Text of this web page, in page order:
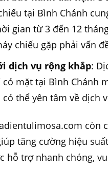
tại Bình Chánh
gian từ 3 đến 12
chiếu gặp phải vấn
dịch vụ rộng khắp:
có mặt tại Bình Chánh
có thể yên tâm về dịch
còn
tăng cường hiệu
hỗ trợ nhanh chóng,